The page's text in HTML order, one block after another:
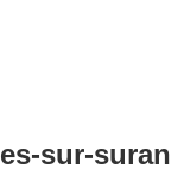
sur-suran